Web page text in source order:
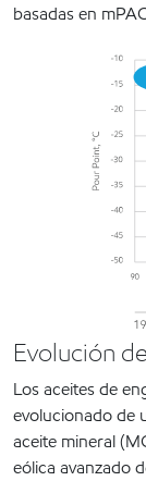
basadas en
Evolución
Los aceites de
evolucionado de
aceite mineral
eólica avanzado